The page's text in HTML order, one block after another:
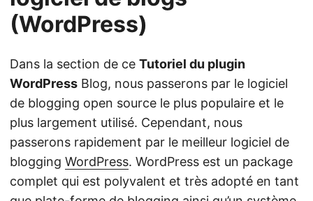
(WordPress)
Dans la section de ce Tutoriel du plugin
WordPress Blog, nous passerons par le logiciel
de blogging open source le plus populaire et le
plus largement utilisé. Cependant, nous
passerons rapidement par le meilleur logiciel de
blogging WordPress. WordPress est un package
complet qui est polyvalent et très adopté en tant